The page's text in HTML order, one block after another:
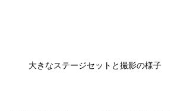
大きなステージセットと撮影の様子